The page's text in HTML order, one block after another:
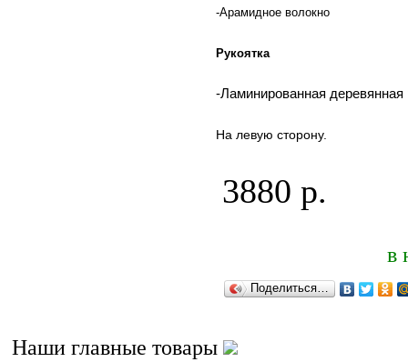
-Арамидное волокно
Рукоятка
-Ламинированная деревянная
На левую сторону.
3880 р.
в
Поделиться…
Наши главные товары